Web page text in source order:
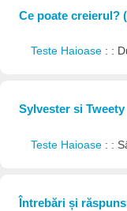
Ce poate creierul?
Teste Haioase : :
Sylvester si Tweety
Teste Haioase : :
Întrebări și